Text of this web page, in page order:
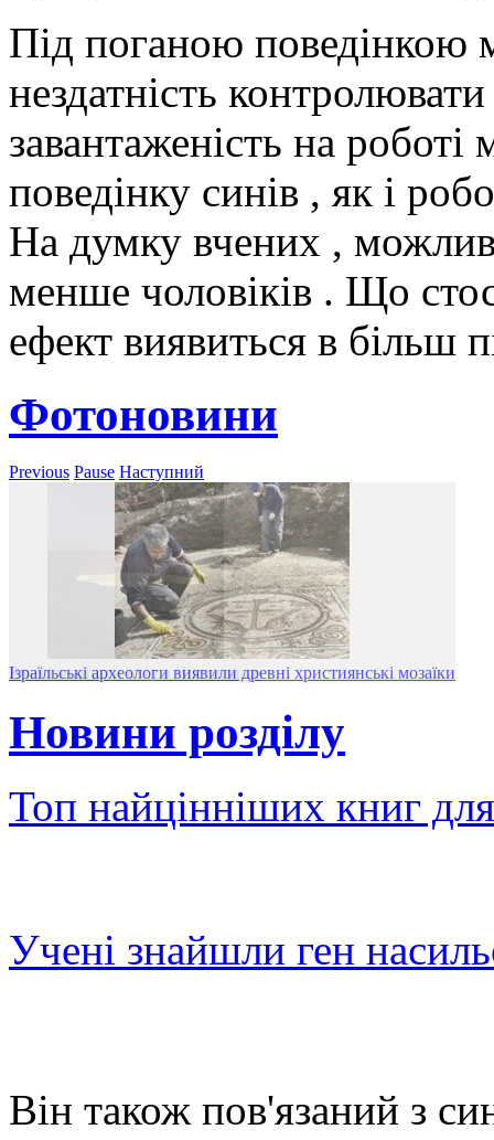
Під поганою поведінкою
нездатність
завантаженість на роботі
поведінку синів , як і
На думку вчених ,
менше чоловіків . Що
ефект виявиться в більш
Фотоновини
Previous Pause Наступний
Ізраїльські археологи виявили древні християнські мозаїки
Новини розділу
Топ найцінніших книг для
Учені знайшли ген
Він також пов'язаний з